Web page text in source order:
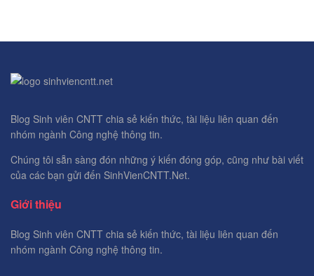
Blog Sinh viên CNTT chia sẻ kiến thức, tài liệu liên quan đến
nhóm ngành Công nghệ thông tin.
Chúng tôi sẵn sàng đón những ý kiến đóng góp, cũng như bài viết
của các bạn gửi đến SinhVienCNTT.Net.
Giới thiệu
Blog Sinh viên CNTT chia sẻ kiến thức, tài liệu liên quan đến
nhóm ngành Công nghệ thông tin.